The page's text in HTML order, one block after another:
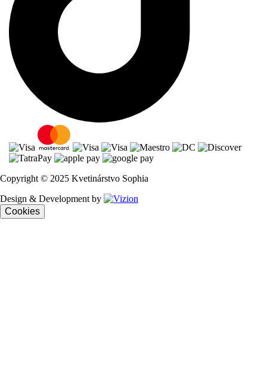
Copyright © 2025 Kvetinárstvo Sophia
Design & Development by
Cookies